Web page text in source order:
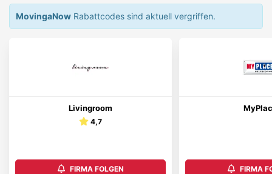
MovingaNow Rabattcodes sind aktuell vergriffen.
Livingroom
4,7
FIRMA FOLGEN FIRMA